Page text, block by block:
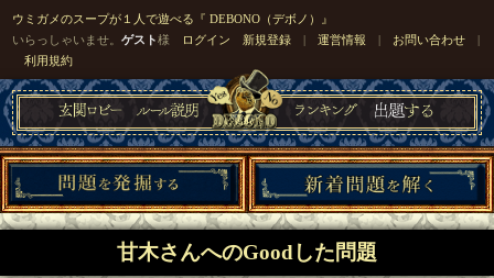
ウミガメのスープが１人で遊べる『 DEBONO（デボノ）』
いらっしゃいませ。ゲスト様 ログイン 新規登録 |運営情報 | お問い合わせ |
利用規約
甘木さんへのGoodした問題